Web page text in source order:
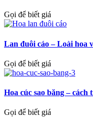
Gọi để biết giá
Lan đuôi cáo – Loài hoa
Gọi để biết giá
Hoa cúc sao băng – cách
Gọi để biết giá